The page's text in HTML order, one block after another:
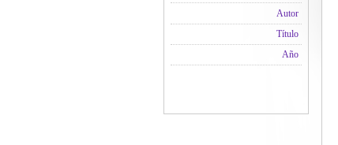
Autor
Título
Año